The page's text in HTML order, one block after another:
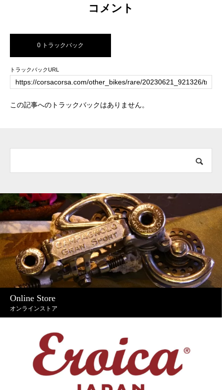
Test ride.
コメント
0 トラックバック
トラックバックURL
この記事へのトラックバックはありません。
Online Store
オンラインストア